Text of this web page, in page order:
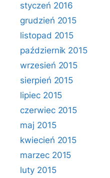
styczeń 2016
grudzień 2015
listopad 2015
październik 2015
wrzesień 2015
sierpień 2015
lipiec 2015
czerwiec 2015
maj 2015
kwiecień 2015
marzec 2015
luty 2015